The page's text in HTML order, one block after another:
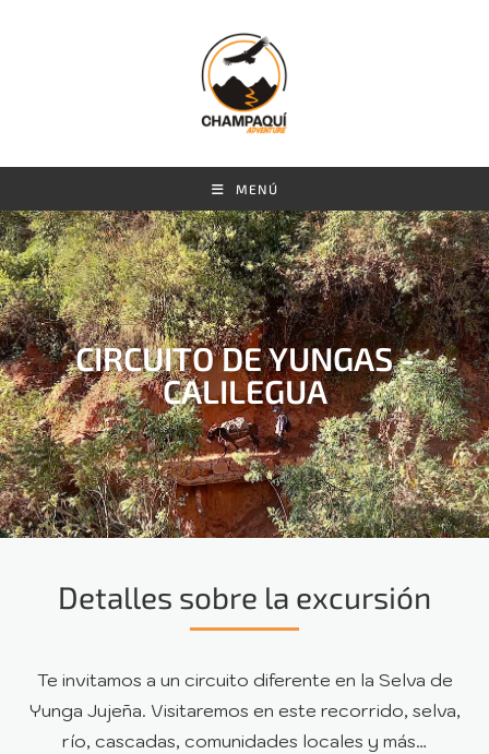
MENÚ
CIRCUITO DE YUNGAS -
CALILEGUA
Detalles sobre la excursión
Te invitamos a un circuito diferente en la Selva de
Yunga Jujeña. Visitaremos en este recorrido, selva,
río, cascadas, comunidades locales y más…